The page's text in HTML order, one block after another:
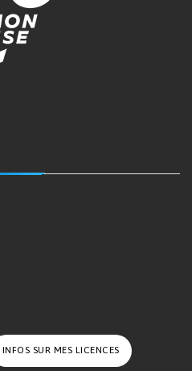
INFOS SUR MES LICENCES